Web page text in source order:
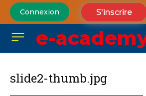
Connexion S'inscrire
e-
slide2-thumb.jpg